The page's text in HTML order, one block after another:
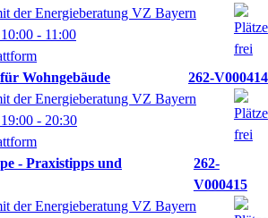
der Energieberatung VZ Bayern
10:00 - 11:00
Wohngebäude
262-V000414
der Energieberatung VZ Bayern
19:00 - 20:30
- Praxistipps und
262-
V000415
der Energieberatung VZ Bayern